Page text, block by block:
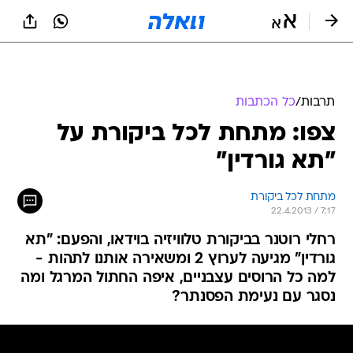
תרבות/כל הכתבות
צפו: מתחת לכל ביקורת על
"תא גורדין"
מתחת לכל ביקורת
22.4.2013 / 7:17
רחלי רוטנר בביקורת טלוויזיה בוידאו, והפעם: "תא
גורדין" מגיעה לערוץ 2 ומשאירה אותנו לתהות -
למה כל הרוסים עצבניים, איפה החתול המרגל ומה
נסגר עם נעימת הפסנתר?